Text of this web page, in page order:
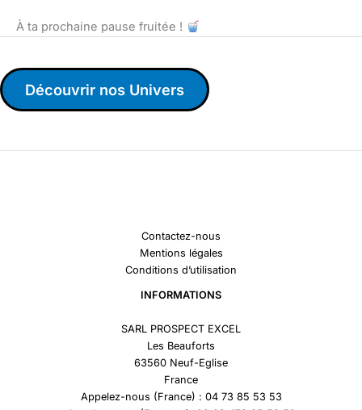
À ta prochaine pause fruitée !
Découvrir nos Univers
Contactez-nous
Mentions légales
Conditions d’utilisation
INFORMATIONS
SARL PROSPECT EXCEL
Les Beauforts
63560 Neuf-Eglise
France
Appelez-nous (France) : 04 73 85 53 53